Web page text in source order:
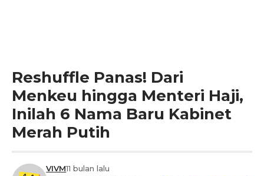
Reshuffle Panas! Dari
Menkeu hingga Menteri Haji,
Inilah 6 Nama Baru Kabinet
Merah Putih
VIVM11 bulan lalu